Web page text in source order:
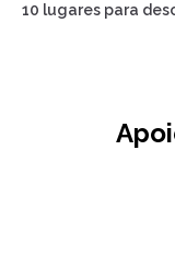
10 lugares para